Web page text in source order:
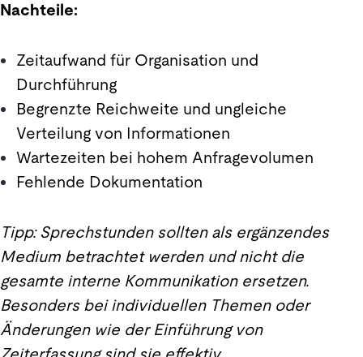
Nachteile:
Zeitaufwand für Organisation und
Durchführung
Begrenzte Reichweite und ungleiche
Verteilung von Informationen
Wartezeiten bei hohem Anfragevolumen
Fehlende Dokumentation
Tipp: Sprechstunden sollten als ergänzendes
Medium betrachtet werden und nicht die
gesamte interne Kommunikation ersetzen.
Besonders bei individuellen Themen oder
Änderungen wie der Einführung von